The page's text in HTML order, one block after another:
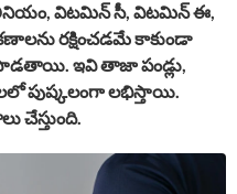
విటమిన్ సీ, విటమిన్ ఈ,
రక్షించడమే కాకుండా
ఇవి తాజా పండ్లు,
పుష్కలంగా లభిస్తాయి.
చేస్తుంది.